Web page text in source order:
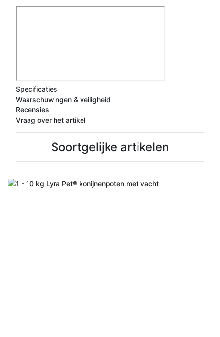
Specificaties
Waarschuwingen & veiligheid
Recensies
Vraag over het artikel
Soortgelijke artikelen